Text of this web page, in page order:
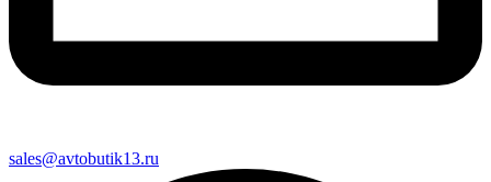
sales@avtobutik13.ru